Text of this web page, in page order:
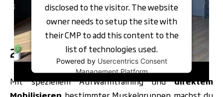
disclosed to the visitor. The website
owner needs to setup the site with
their CMP to add this content to the
list of technologies used.
Powered by Usercentrics Consent
Management Platform
2. Spezifisches Aufwärmen
Mit speziellem Aufwärmtraining und
direktem